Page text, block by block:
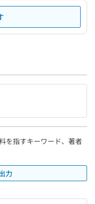
を指すキーワード、著者
力